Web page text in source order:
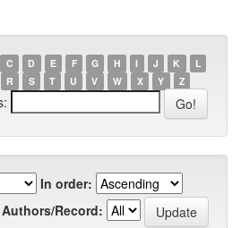
C D E F G H I J K
L
R S T U V W X Y Z
In order:
Authors/Record: